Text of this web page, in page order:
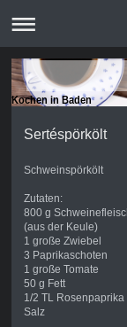
Kochen in Baden
Sertéspörkölt
Schweinspörkölt
Zutaten:
800 g
(aus der Keule)
1 große Zwiebel
3 Paprikaschoten
1 große Tomate
50 g Fett
1/2 TL Rosenpaprika
Salz